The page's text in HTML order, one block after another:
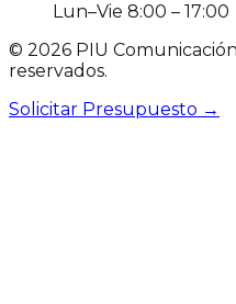
Lun–Vie 8:00 – 17:00
© 2026 PIU
reservados.
Solicitar Presupuesto →